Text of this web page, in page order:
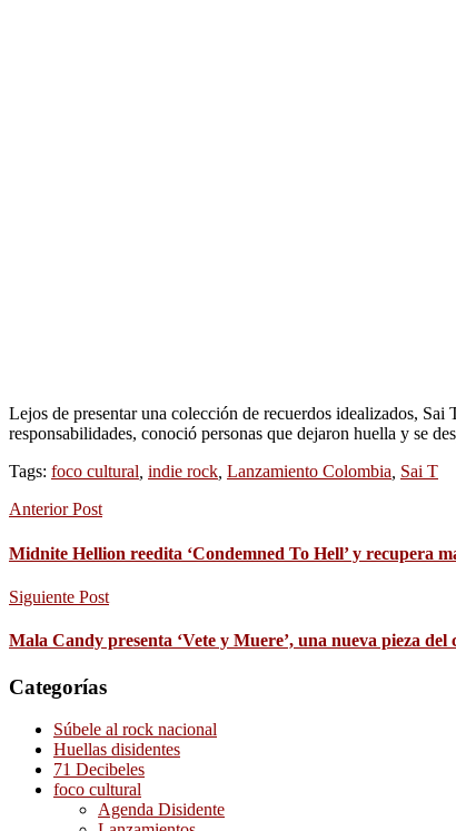
Lejos de presentar una colección de recuerdos idealizados, Sai
responsabilidades, conoció personas que dejaron huella y se
Tags: foco cultural, indie rock, Lanzamiento Colombia, Sai T
Anterior Post
Midnite Hellion reedita ‘Condemned To Hell’ y recupera
Siguiente Post
Mala Candy presenta ‘Vete y Muere’, una nueva pieza
Categorías
Súbele al rock nacional
Huellas disidentes
71 Decibeles
foco cultural
Agenda Disidente